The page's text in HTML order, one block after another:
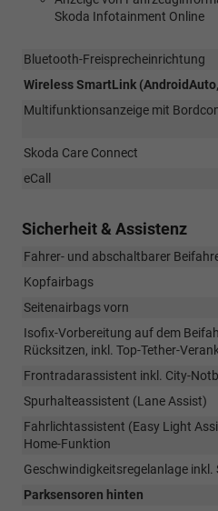
Skoda Infotainment Online
Bluetooth-Freisprecheinrichtung
Wireless SmartLink
Multifunktionsanzeige mit
Skoda Care Connect
eCall
Sicherheit & Assistenz
Fahrer- und abschaltbarer
Kopfairbags
Seitenairbags vorn
Isofix-Vorbereitung auf dem
Rücksitzen, inkl. Top-Tether-
Frontradarassistent inkl. City-
Spurhalteassistent (Lane Assist)
Fahrlichtassistent (Easy Light
Home-Funktion
Geschwindigkeitsregelanlage inkl.
Parksensoren hinten